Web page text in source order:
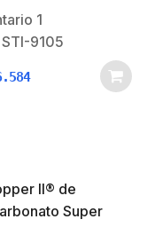
con
‘de
donde el
es un problema.
1
STI-9105